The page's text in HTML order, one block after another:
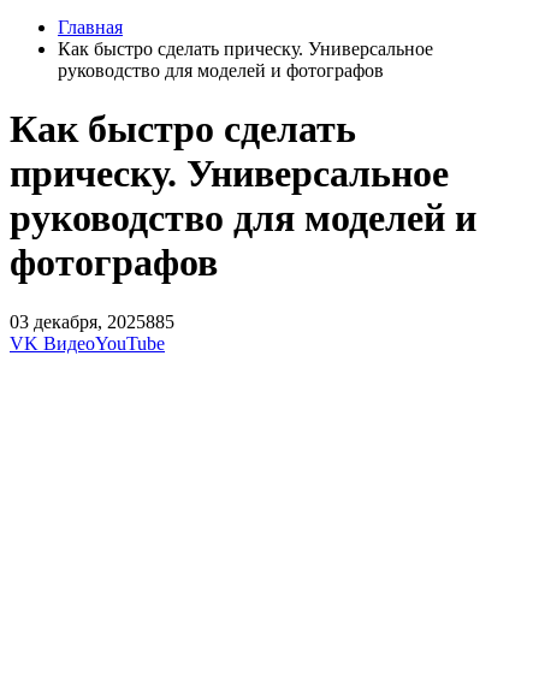
Главная
Как быстро сделать прическу. Универсальное
руководство для моделей и фотографов
Как быстро сделать
прическу. Универсальное
руководство для моделей и
фотографов
03 декабря, 2025885
VK ВидеоYouTube